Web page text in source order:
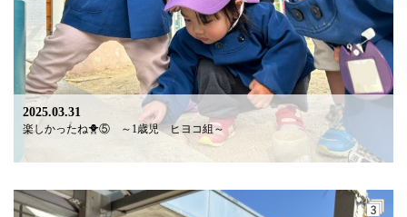
2025.03.31
楽しかったね🐥⑤ ～1歳児 ヒヨコ組～